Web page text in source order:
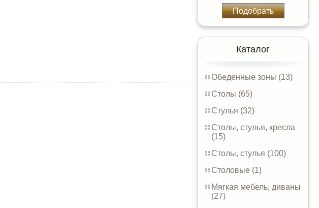
Подобрать
Каталог
Обеденные зоны (13)
Столы (65)
Стулья (32)
Столы, стулья, кресла
(15)
Столы, стулья (100)
Столовые (1)
Мягкая мебель, диваны
(27)